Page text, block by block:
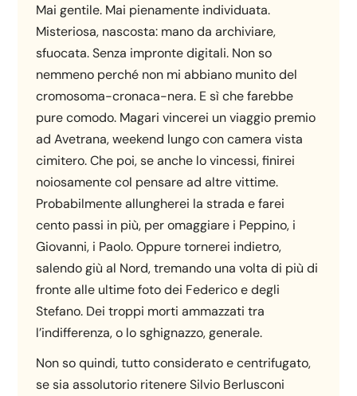
Mai gentile. Mai pienamente individuata.
Misteriosa, nascosta: mano da archiviare,
sfuocata. Senza impronte digitali. Non so
nemmeno perché non mi abbiano munito del
cromosoma-cronaca-nera. E sì che farebbe
pure comodo. Magari vincerei un viaggio premio
ad Avetrana, weekend lungo con camera vista
cimitero. Che poi, se anche lo vincessi, finirei
noiosamente col pensare ad altre vittime.
Probabilmente allungherei la strada e farei
cento passi in più, per omaggiare i Peppino, i
Giovanni, i Paolo. Oppure tornerei indietro,
salendo giù al Nord, tremando una volta di più di
fronte alle ultime foto dei Federico e degli
Stefano. Dei troppi morti ammazzati tra
l’indifferenza, o lo sghignazzo, generale.
Non so quindi, tutto considerato e centrifugato,
se sia assolutorio ritenere Silvio Berlusconi